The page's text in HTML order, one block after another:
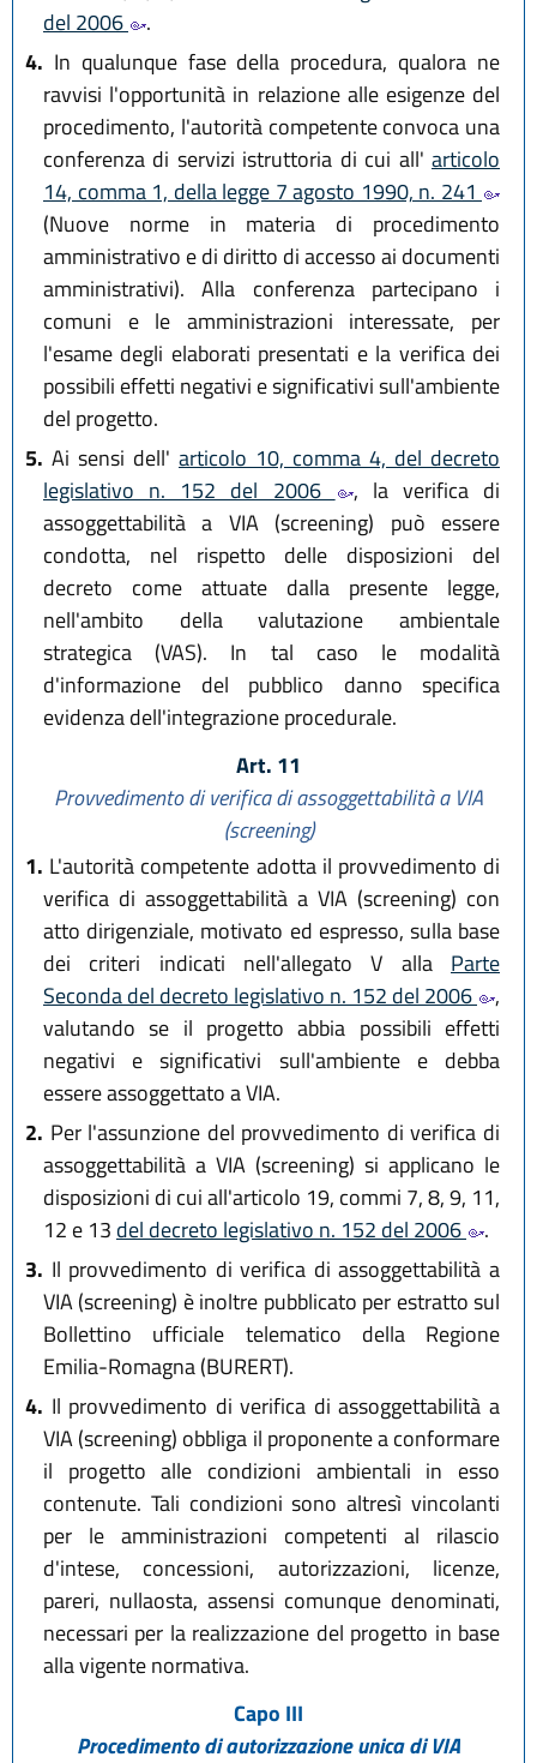
del 2006
.
4. In qualunque fase della procedura, qualora ne
ravvisi l'opportunità in relazione alle esigenze del
procedimento, l'autorità competente convoca una
conferenza di servizi istruttoria di cui all' articolo
14, comma 1, della legge 7 agosto 1990, n. 241
(Nuove norme in materia di procedimento
amministrativo e di diritto di accesso ai documenti
amministrativi). Alla conferenza partecipano i
comuni e le amministrazioni interessate, per
l'esame degli elaborati presentati e la verifica dei
possibili effetti negativi e significativi sull'ambiente
del progetto.
5. Ai sensi dell' articolo 10, comma 4, del decreto
legislativo n. 152 del 2006
, la verifica di
assoggettabilità a VIA (screening) può essere
condotta, nel rispetto delle disposizioni del
decreto come attuate dalla presente legge,
nell'ambito della valutazione ambientale
strategica (VAS). In tal caso le modalità
d'informazione del pubblico danno specifica
evidenza dell'integrazione procedurale.
Art. 11
Provvedimento di verifica di assoggettabilità a VIA
(screening)
1. L'autorità competente adotta il provvedimento di
verifica di assoggettabilità a VIA (screening) con
atto dirigenziale, motivato ed espresso, sulla base
dei criteri indicati nell'allegato V alla Parte
Seconda del decreto legislativo n. 152 del 2006
,
valutando se il progetto abbia possibili effetti
negativi e significativi sull'ambiente e debba
essere assoggettato a VIA.
2. Per l'assunzione del provvedimento di verifica di
assoggettabilità a VIA (screening) si applicano le
disposizioni di cui all'articolo 19, commi 7, 8, 9, 11,
12 e 13 del decreto legislativo n. 152 del 2006
.
3. Il provvedimento di verifica di assoggettabilità a
VIA (screening) è inoltre pubblicato per estratto sul
Bollettino ufficiale telematico della Regione
Emilia-Romagna (BURERT).
4. Il provvedimento di verifica di assoggettabilità a
VIA (screening) obbliga il proponente a conformare
il progetto alle condizioni ambientali in esso
contenute. Tali condizioni sono altresì vincolanti
per le amministrazioni competenti al rilascio
d'intese, concessioni, autorizzazioni, licenze,
pareri, nullaosta, assensi comunque denominati,
necessari per la realizzazione del progetto in base
alla vigente normativa.
Capo III
Procedimento di autorizzazione unica di VIA